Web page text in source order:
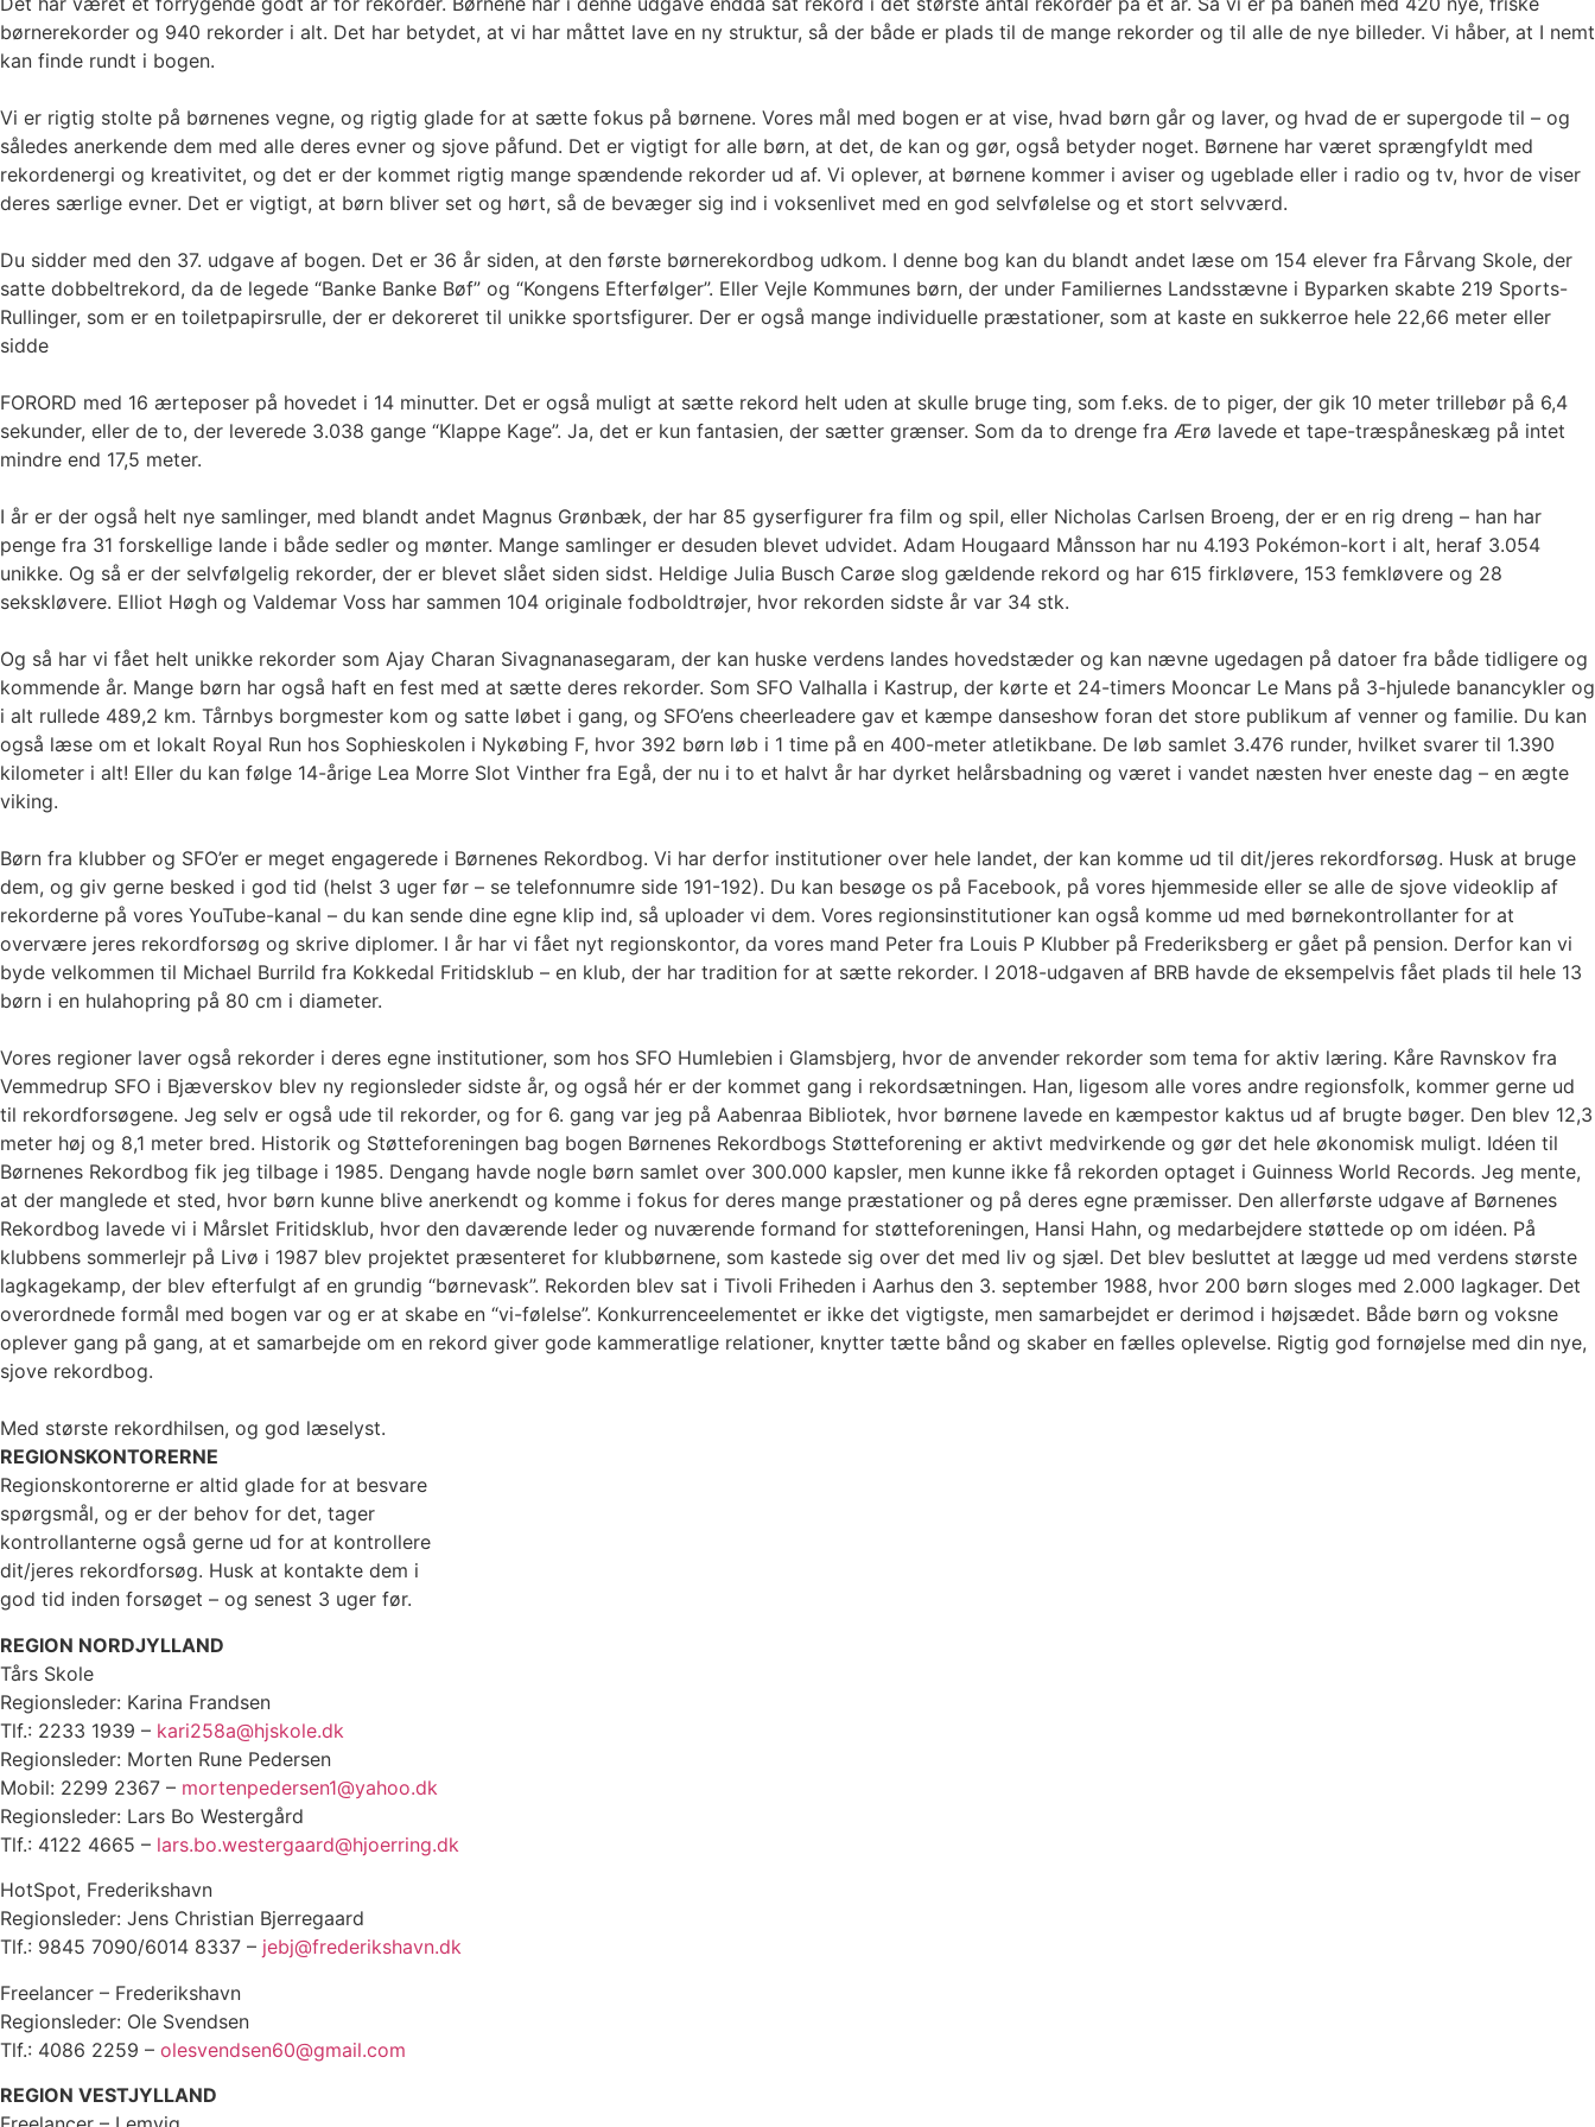
børnerekorder og 940 rekorder i alt. Det har betydet, at vi har måttet lave en ny struktur, så der både er plads til de mange rekorder og til alle de nye billeder. Vi håber, at I nemt
kan finde rundt i bogen.
Vi er rigtig stolte på børnenes vegne, og rigtig glade for at sætte fokus på børnene. Vores mål med bogen er at vise, hvad børn går og laver, og hvad de er supergode til – og
således anerkende dem med alle deres evner og sjove påfund. Det er vigtigt for alle børn, at det, de kan og gør, også betyder noget. Børnene har været sprængfyldt med
rekordenergi og kreativitet, og det er der kommet rigtig mange spændende rekorder ud af. Vi oplever, at børnene kommer i aviser og ugeblade eller i radio og tv, hvor de viser
deres særlige evner. Det er vigtigt, at børn bliver set og hørt, så de bevæger sig ind i voksenlivet med en god selvfølelse og et stort selvværd.
Du sidder med den 37. udgave af bogen. Det er 36 år siden, at den første børnerekordbog udkom. I denne bog kan du blandt andet læse om 154 elever fra Fårvang Skole, der
satte dobbeltrekord, da de legede “Banke Banke Bøf” og “Kongens Efterfølger”. Eller Vejle Kommunes børn, der under Familiernes Landsstævne i Byparken skabte 219 Sports-
Rullinger, som er en toiletpapirsrulle, der er dekoreret til unikke sportsfigurer. Der er også mange individuelle præstationer, som at kaste en sukkerroe hele 22,66 meter eller
sidde
FORORD med 16 ærteposer på hovedet i 14 minutter. Det er også muligt at sætte rekord helt uden at skulle bruge ting, som f.eks. de to piger, der gik 10 meter trillebør på 6,4
sekunder, eller de to, der leverede 3.038 gange “Klappe Kage”. Ja, det er kun fantasien, der sætter grænser. Som da to drenge fra Ærø lavede et tape-træspåneskæg på intet
mindre end 17,5 meter.
I år er der også helt nye samlinger, med blandt andet Magnus Grønbæk, der har 85 gyserfigurer fra film og spil, eller Nicholas Carlsen Broeng, der er en rig dreng – han har
penge fra 31 forskellige lande i både sedler og mønter. Mange samlinger er desuden blevet udvidet. Adam Hougaard Månsson har nu 4.193 Pokémon-kort i alt, heraf 3.054
unikke. Og så er der selvfølgelig rekorder, der er blevet slået siden sidst. Heldige Julia Busch Carøe slog gældende rekord og har 615 firkløvere, 153 femkløvere og 28
sekskløvere. Elliot Høgh og Valdemar Voss har sammen 104 originale fodboldtrøjer, hvor rekorden sidste år var 34 stk.
Og så har vi fået helt unikke rekorder som Ajay Charan Sivagnanasegaram, der kan huske verdens landes hovedstæder og kan nævne ugedagen på datoer fra både tidligere og
kommende år. Mange børn har også haft en fest med at sætte deres rekorder. Som SFO Valhalla i Kastrup, der kørte et 24-timers Mooncar Le Mans på 3-hjulede banancykler og
i alt rullede 489,2 km. Tårnbys borgmester kom og satte løbet i gang, og SFO’ens cheerleadere gav et kæmpe danseshow foran det store publikum af venner og familie. Du kan
også læse om et lokalt Royal Run hos Sophieskolen i Nykøbing F, hvor 392 børn løb i 1 time på en 400-meter atletikbane. De løb samlet 3.476 runder, hvilket svarer til 1.390
kilometer i alt! Eller du kan følge 14-årige Lea Morre Slot Vinther fra Egå, der nu i to et halvt år har dyrket helårsbadning og været i vandet næsten hver eneste dag – en ægte
viking.
Børn fra klubber og SFO’er er meget engagerede i Børnenes Rekordbog. Vi har derfor institutioner over hele landet, der kan komme ud til dit/jeres rekordforsøg. Husk at bruge
dem, og giv gerne besked i god tid (helst 3 uger før – se telefonnumre side 191-192). Du kan besøge os på Facebook, på vores hjemmeside eller se alle de sjove videoklip af
rekorderne på vores YouTube-kanal – du kan sende dine egne klip ind, så uploader vi dem. Vores regionsinstitutioner kan også komme ud med børnekontrollanter for at
overvære jeres rekordforsøg og skrive diplomer. I år har vi fået nyt regionskontor, da vores mand Peter fra Louis P Klubber på Frederiksberg er gået på pension. Derfor kan vi
byde velkommen til Michael Burrild fra Kokkedal Fritidsklub – en klub, der har tradition for at sætte rekorder. I 2018-udgaven af BRB havde de eksempelvis fået plads til hele 13
børn i en hulahopring på 80 cm i diameter.
Vores regioner laver også rekorder i deres egne institutioner, som hos SFO Humlebien i Glamsbjerg, hvor de anvender rekorder som tema for aktiv læring. Kåre Ravnskov fra
Vemmedrup SFO i Bjæverskov blev ny regionsleder sidste år, og også hér er der kommet gang i rekordsætningen. Han, ligesom alle vores andre regionsfolk, kommer gerne ud
til rekordforsøgene. Jeg selv er også ude til rekorder, og for 6. gang var jeg på Aabenraa Bibliotek, hvor børnene lavede en kæmpestor kaktus ud af brugte bøger. Den blev 12,3
meter høj og 8,1 meter bred. Historik og Støtteforeningen bag bogen Børnenes Rekordbogs Støtteforening er aktivt medvirkende og gør det hele økonomisk muligt. Idéen til
Børnenes Rekordbog fik jeg tilbage i 1985. Dengang havde nogle børn samlet over 300.000 kapsler, men kunne ikke få rekorden optaget i Guinness World Records. Jeg mente,
at der manglede et sted, hvor børn kunne blive anerkendt og komme i fokus for deres mange præstationer og på deres egne præmisser. Den allerførste udgave af Børnenes
Rekordbog lavede vi i Mårslet Fritidsklub, hvor den daværende leder og nuværende formand for støtteforeningen, Hansi Hahn, og medarbejdere støttede op om idéen. På
klubbens sommerlejr på Livø i 1987 blev projektet præsenteret for klubbørnene, som kastede sig over det med liv og sjæl. Det blev besluttet at lægge ud med verdens største
lagkagekamp, der blev efterfulgt af en grundig “børnevask”. Rekorden blev sat i Tivoli Friheden i Aarhus den 3. september 1988, hvor 200 børn sloges med 2.000 lagkager. Det
overordnede formål med bogen var og er at skabe en “vi-følelse”. Konkurrenceelementet er ikke det vigtigste, men samarbejdet er derimod i højsædet. Både børn og voksne
oplever gang på gang, at et samarbejde om en rekord giver gode kammeratlige relationer, knytter tætte bånd og skaber en fælles oplevelse. Rigtig god fornøjelse med din nye,
sjove rekordbog.
Med største rekordhilsen, og god læselyst.
REGIONSKONTORERNE
Regionskontorerne er altid glade for at besvare
spørgsmål, og er der behov for det, tager
kontrollanterne også gerne ud for at kontrollere
dit/jeres rekordforsøg. Husk at kontakte dem i
god tid inden forsøget – og senest 3 uger før.
REGION NORDJYLLAND
Tårs Skole
Regionsleder: Karina Frandsen
Tlf.: 2233 1939 – kari258a@hjskole.dk
Regionsleder: Morten Rune Pedersen
Mobil: 2299 2367 – mortenpedersen1@yahoo.dk
Regionsleder: Lars Bo Westergård
Tlf.: 4122 4665 – lars.bo.westergaard@hjoerring.dk
HotSpot, Frederikshavn
Regionsleder: Jens Christian Bjerregaard
Tlf.: 9845 7090/6014 8337 – jebj@frederikshavn.dk
Freelancer – Frederikshavn
Regionsleder: Ole Svendsen
Tlf.: 4086 2259 – olesvendsen60@gmail.com
REGION VESTJYLLAND